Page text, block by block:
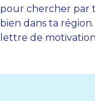
pour chercher par
bien dans ta
lettre de